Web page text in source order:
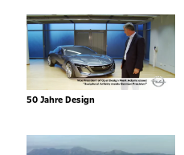
50 Jahre Design